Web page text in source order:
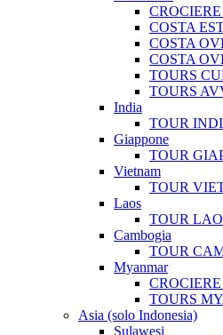
COSTA
COSTA
COSTA
TOURS
TOURS
India
TOUR
Giappone
TOUR
Vietnam
TOUR
Laos
TOUR
Cambogia
TOUR
Myanmar
TOURS
Asia (solo Indonesia)
Sulawesi